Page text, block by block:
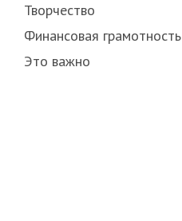
Творчество
Финансовая грамотность
Это важно